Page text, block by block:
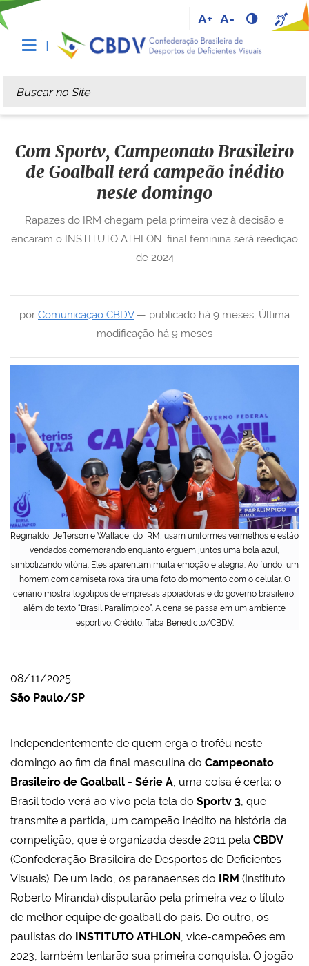
A+ A-
Busca
Busca Avançada…
Reginaldo, Jefferson e Wallace, do IRM, usam uniformes vermelhos e estão
vendados comemorando enquanto erguem juntos uma bola azul,
simbolizando vitória. Eles aparentam muita emoção e alegria. Ao fundo, um
homem com camiseta roxa tira uma foto do momento com o celular. O
cenário mostra logotipos de empresas apoiadoras e do governo brasileiro,
além do texto “Brasil Paralímpico”. A cena se passa em um ambiente
esportivo. Crédito: Taba Benedicto/CBDV.
Com Sportv, Campeonato Brasileiro
de Goalball terá campeão inédito
neste domingo
por Comunicação CBDV— publicado há 9 meses, Última
modificação há 9 meses
Rapazes do IRM chegam pela primeira vez à decisão e
encaram o INSTITUTO ATHLON; final feminina será reedição
de 2024
08/11/2025
São Paulo/SP
Independentemente de quem erga o troféu neste
domingo ao fim da final masculina do Campeonato
Brasileiro de Goalball - Série A, uma coisa é certa: o
Brasil todo verá ao vivo pela tela do Sportv 3, que
transmite a partida, um campeão inédito na história da
competição, que é organizada desde 2011 pela CBDV
(Confederação Brasileira de Desportos de Deficientes
Visuais). De um lado, os paranaenses do
IRM (Instituto
Roberto Miranda) disputarão pela primeira vez o título
de melhor equipe de goalball do país. Do outro, os
paulistas do
INSTITUTO ATHLON , vice-campeões em
2023, também tentarão sua primeira conquista. O jogão